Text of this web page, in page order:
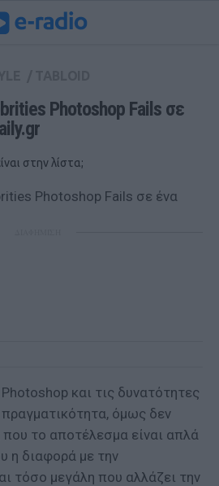
Photoshop Fails σε
στην λίστα;
και τις δυνατότητες
πραγματικότητα, όμως δεν
που το αποτέλεσμα είναι απλά
η διαφορά με την
τόσο μεγάλη που αλλάζει την